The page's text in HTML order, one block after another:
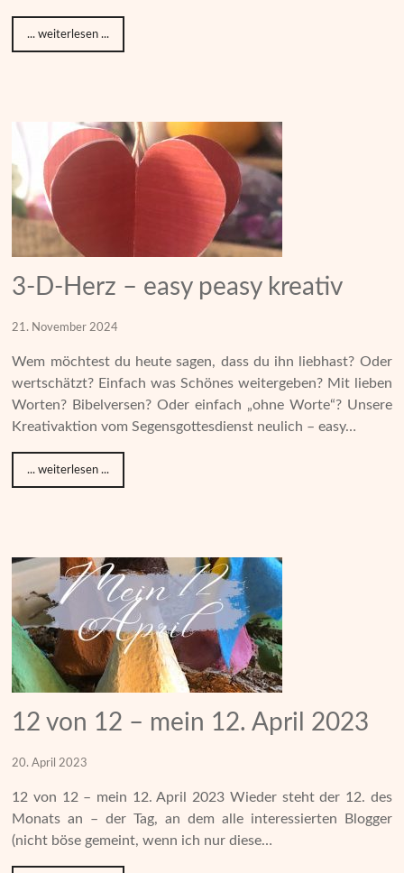
... weiterlesen ...
3-D-Herz – easy peasy kreativ
21. November 2024
Wem möchtest du heute sagen, dass du ihn liebhast? Oder
wertschätzt? Einfach was Schönes weitergeben? Mit lieben
Worten? Bibelversen? Oder einfach „ohne Worte“? Unsere
Kreativaktion vom Segensgottesdienst neulich – easy…
... weiterlesen ...
12 von 12 – mein 12. April 2023
20. April 2023
12 von 12 – mein 12. April 2023 Wieder steht der 12. des
Monats an – der Tag, an dem alle interessierten Blogger
(nicht böse gemeint, wenn ich nur diese…